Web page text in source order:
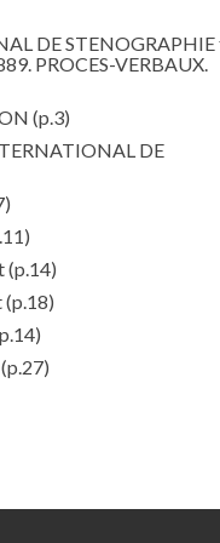
DE STENOGRAPHIE
PROCES-VERBAUX.
(p.3)
DE
(p.14)
(p.18)
(p.27)